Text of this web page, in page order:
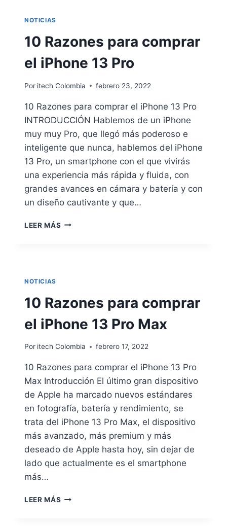
LAS
DIFERENCIAS!
NOTICIAS
10 Razones para comprar
el iPhone 13 Pro
Por itech Colombia febrero 23, 2022
10 Razones para comprar el iPhone 13 Pro
INTRODUCCIÓN Hablemos de un iPhone
muy muy Pro, que llegó más poderoso e
inteligente que nunca, hablemos del iPhone
13 Pro, un smartphone con el que vivirás
una experiencia más rápida y fluida, con
grandes avances en cámara y batería y con
un diseño cautivante y que…
LEER MÁS 10
NOTICIAS
10 Razones para comprar
el iPhone 13 Pro Max
Por itech Colombia febrero 17, 2022
10 Razones para comprar el iPhone 13 Pro
Max Introducción El último gran dispositivo
de Apple ha marcado nuevos estándares
en fotografía, batería y rendimiento, se
trata del iPhone 13 Pro Max, el dispositivo
más avanzado, más premium y más
deseado de Apple hasta hoy, sin dejar de
lado que actualmente es el smartphone
más…
LEER MÁS